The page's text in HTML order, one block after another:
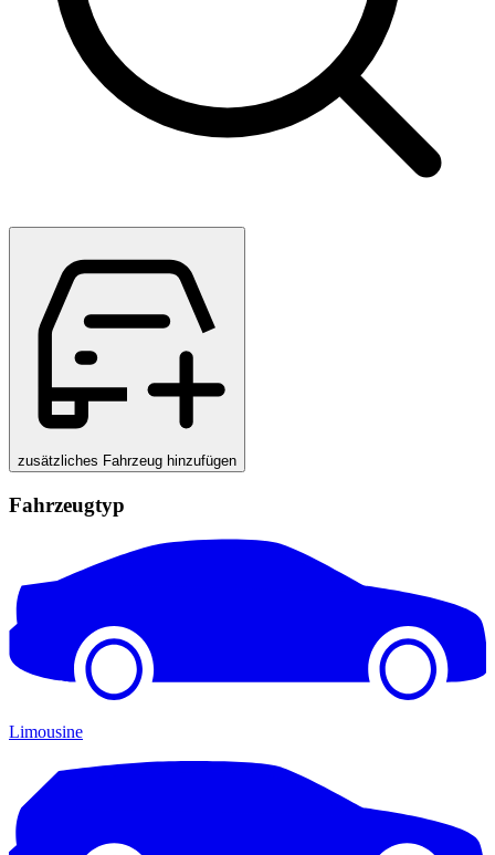
zusätzliches Fahrzeug hinzufügen
Fahrzeugtyp
Limousine